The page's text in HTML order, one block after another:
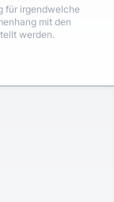
für irgendwelche
mit den
werden.